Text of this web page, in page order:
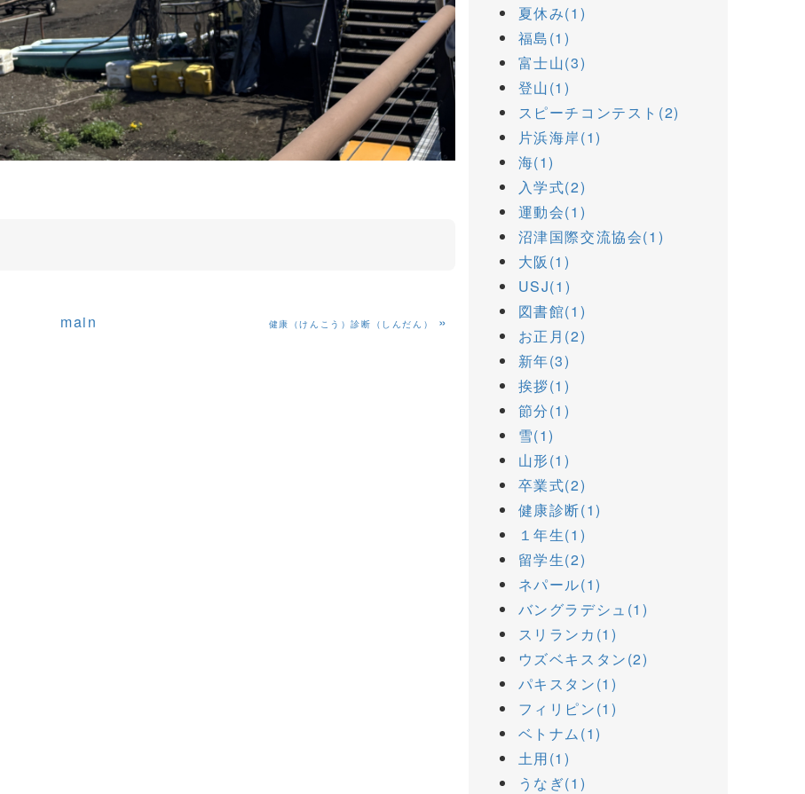
main 健康（けんこう）診断（しんだん） »
夏休み(1)
福島(1)
富士山(3)
登山(1)
スピーチコンテスト(2)
片浜海岸(1)
海(1)
入学式(2)
運動会(1)
沼津国際交流協会(1)
大阪(1)
USJ(1)
図書館(1)
お正月(2)
新年(3)
挨拶(1)
節分(1)
雪(1)
山形(1)
卒業式(2)
健康診断(1)
１年生(1)
留学生(2)
ネパール(1)
バングラデシュ(1)
スリランカ(1)
ウズベキスタン(2)
パキスタン(1)
フィリピン(1)
ベトナム(1)
土用(1)
うなぎ(1)